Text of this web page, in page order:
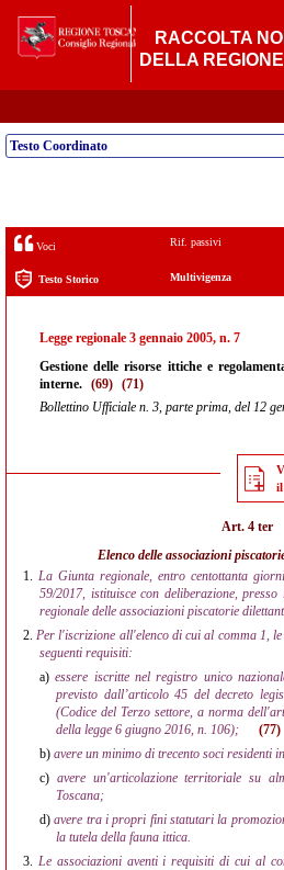
RACCOLTA
DELLA
Testo Coordinato
Voci Rif. passivi
Testo Storico Multivigenza
Legge regionale 3 gennaio 2005, n. 7
Gestione delle risorse ittiche e
interne. (69) (71)
Bollettino Ufficiale n. 3, parte prima, del 12
il
Art. 4 ter
Elenco delle associazioni
1. La Giunta regionale, entro centottanta
59/2017, istituisce con deliberazione,
regionale delle associazioni piscatorie
2. Per l'iscrizione all'elenco di cui al comma 1,
seguenti requisiti:
a) essere iscritte nel registro unico
previsto dall’articolo 45 del decreto
(Codice del Terzo settore, a norma
della legge 6 giugno 2016, n. 106);
(77)
b) avere un minimo di trecento soci residenti
c) avere un'articolazione territoriale su
Toscana;
d) avere tra i propri fini statutari la
la tutela della fauna ittica.
3. Le associazioni aventi i requisiti di cui al